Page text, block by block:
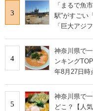
3
「まるで魚
駅”がすごい
「巨大アジ
4
神奈川県で
ンキング
年8月27日時
5
神奈川県で
どこ？【人